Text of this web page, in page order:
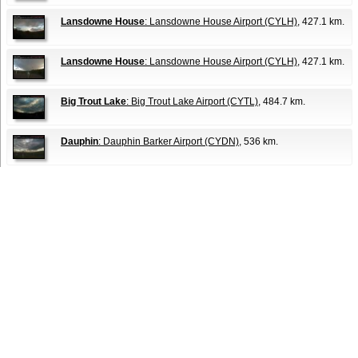
Lansdowne House: Lansdowne House Airport (CYLH), 427.1 km.
Lansdowne House: Lansdowne House Airport (CYLH), 427.1 km.
Big Trout Lake: Big Trout Lake Airport (CYTL), 484.7 km.
Dauphin: Dauphin Barker Airport (CYDN), 536 km.